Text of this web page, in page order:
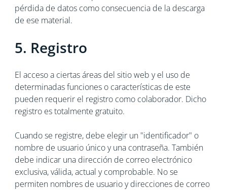
pérdida de datos como consecuencia de la descarga
de ese material.
5. Registro
El acceso a ciertas áreas del sitio web y el uso de
determinadas funciones o características de este
pueden requerir el registro como colaborador. Dicho
registro es totalmente gratuito.
Cuando se registre, debe elegir un "identificador" o
nombre de usuario único y una contraseña. También
debe indicar una dirección de correo electrónico
exclusiva, válida, actual y comprobable. No se
permiten nombres de usuario y direcciones de correo